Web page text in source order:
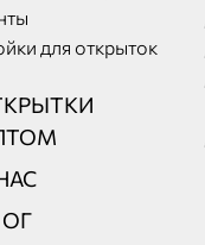
для открыток